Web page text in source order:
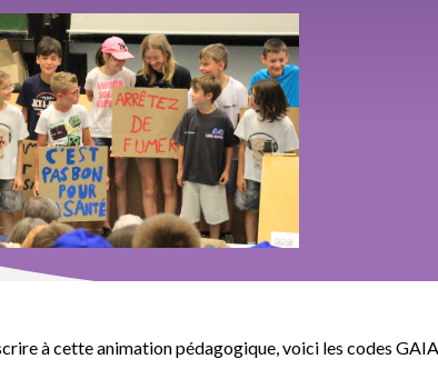
à cette animation pédagogique, voici les codes